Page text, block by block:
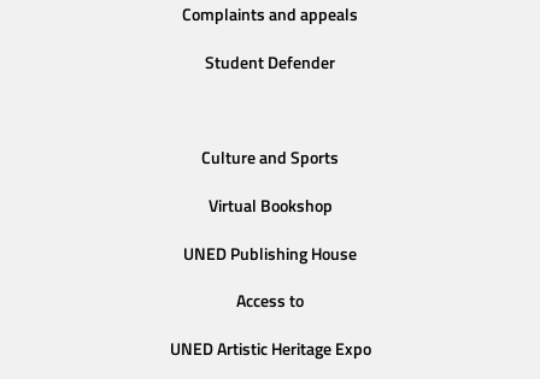
Complaints and appeals
Student Defender
Culture and Sports
Virtual Bookshop
UNED Publishing House
Access to
UNED Artistic Heritage Expo